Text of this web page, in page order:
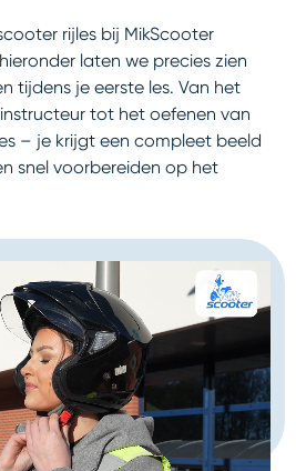
rijles bij MikScooter
laten we precies zien
tijdens je eerste les. Van het
tot het oefenen van
– je krijgt een compleet beeld
snel voorbereiden op het